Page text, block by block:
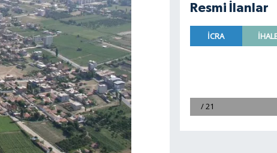
Resmi İlanlar